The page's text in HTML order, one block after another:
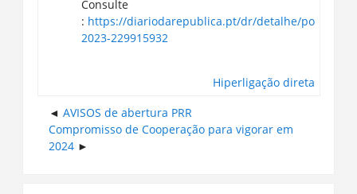
Consulte
: https://diariodarepublica.pt/dr/detalhe/portaria/
2023-229915932
Hiperligação direta
AVISOS de abertura PRR
Compromisso de Cooperação para vigorar em
2024